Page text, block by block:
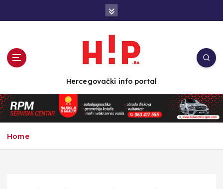
n
t
e
Hercegovački info portal
Home